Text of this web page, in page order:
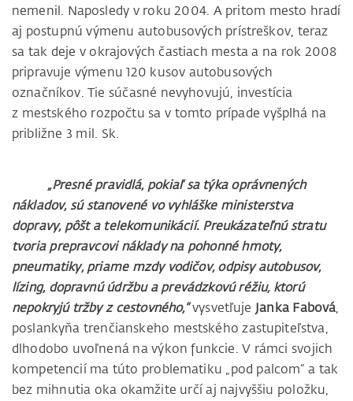
nemenil. Naposledy v roku 2004. A pritom mesto hradí
aj postupnú výmenu autobusových prístreškov, teraz
sa tak deje v okrajových častiach mesta a na rok 2008
pripravuje výmenu 120 kusov autobusových
označníkov. Tie súčasné nevyhovujú, investícia
z mestského rozpočtu sa v tomto prípade vyšplhá na
približne 3 mil. Sk.
„Presné pravidlá, pokiaľ sa týka oprávnených
nákladov, sú stanovené vo vyhláške ministerstva
dopravy, pôšt a telekomunikácií. Preukázateľnú stratu
tvoria prepravcovi náklady na pohonné hmoty,
pneumatiky, priame mzdy vodičov, odpisy autobusov,
lízing, dopravnú údržbu a prevádzkovú réžiu, ktorú
nepokryjú tržby z cestovného,“vysvetľuje Janka Fabová,
poslankyňa trenčianskeho mestského zastupiteľstva,
dlhodobo uvoľnená na výkon funkcie. V rámci svojich
kompetencií ma túto problematiku „pod palcom“ a tak
bez mihnutia oka okamžite určí aj najvyššiu položku,